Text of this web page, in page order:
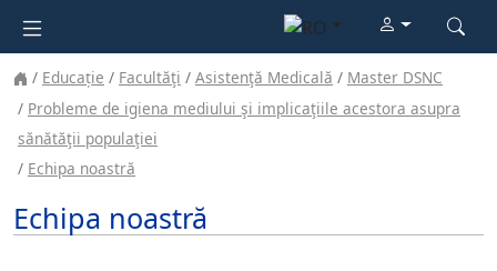
Educație Facultăţi Asistenţă Medicală
Master DSNC
Probleme de igiena mediului şi implicaţiile acestora asupra
sănătăţii populaţiei
Echipa noastră
Echipa noastră